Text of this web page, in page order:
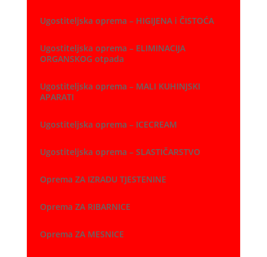
Ugostiteljska oprema – HIGIJENA i ČISTOĆA
Ugostiteljska oprema – ELIMINACIJA
ORGANSKOG otpada
Ugostiteljska oprema – MALI KUHINJSKI
APARATI
Ugostiteljska oprema – ICECREAM
Ugostiteljska oprema – SLASTIČARSTVO
Oprema ZA IZRADU TJESTENINE
Oprema ZA RIBARNICE
Oprema ZA MESNICE